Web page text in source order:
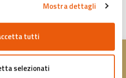
Mostra dettagli
tutti
selezionati